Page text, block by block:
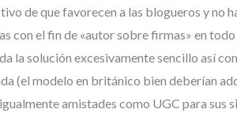
de que favorecen a las blogueros y no
con el fin de «autor sobre firmas» en
la solución excesivamente sencillo así­
(el modelo en británico bien deberían
amistades como UGC para sus